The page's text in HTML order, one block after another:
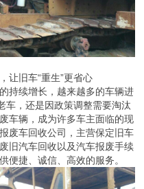
让旧车“重生”更省心
持续增长，越来越多的车辆进
车，还是因政策调整需要淘汰
车辆，成为许多车主面临的现
废车回收公司，主营保定旧车
旧汽车回收以及汽车报废手续
便捷、诚信、高效的服务。